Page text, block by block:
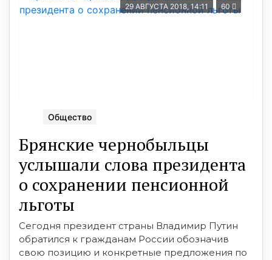
29 АВГУСТА 2018, 14:11 60
Общество
Брянские чернобыльцы
услышали слова президента
о сохранении пенсионной
льготы
Сегодня президент страны Владимир Путин
обратился к гражданам России обозначив
свою позицию и конкретные предложения по